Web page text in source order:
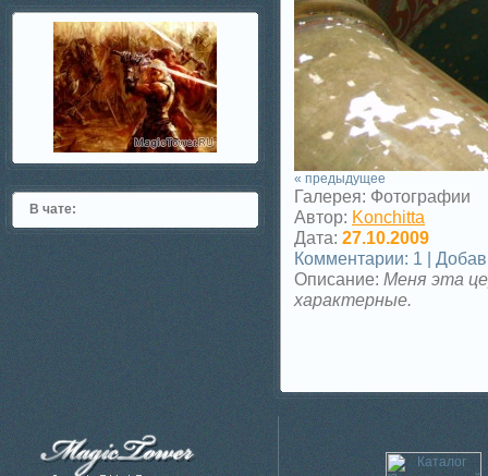
В чате:
« предыдущее
Галерея: Фотографии
Автор: Konchitta
Дата: 27.10.2009
Комментарии: 1 |
Описание: Меня эта
характерные.